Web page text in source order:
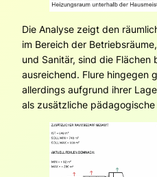
Die Analyse zeigt den
im Bereich der
und Sanitär, sind die Flächen
ausreichend. Flure hingegen
allerdings aufgrund ihrer
als zusätzliche pädagogische